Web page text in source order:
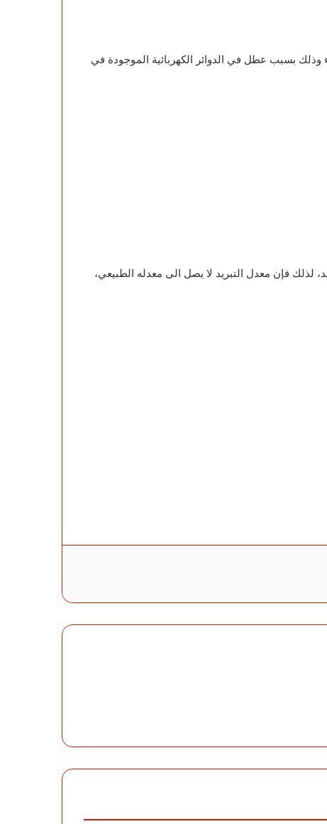
بسبب عطل في الدوائر الكهربائية الموجودة في
لذلك فإن معدل التبريد لا يصل الى معدله الطبيعي،